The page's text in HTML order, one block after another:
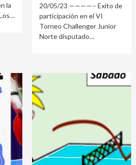
la
Los
20/05/23 ————– Exito de
participación en el VI
Torneo Challenger Junior
Norte disputado